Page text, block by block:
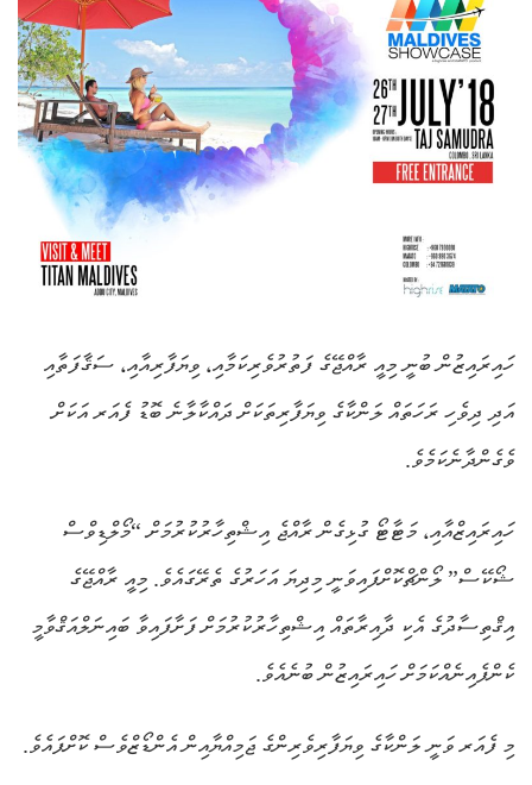
ހައިރައިޒުން ބުނީ މިއީ ރާއްޖޭގެ ފަތުރުވެރިކަމާއި، ވިޔަފާރިއާއި، ސަޤާފަތާއި
އަދި ދިވެހި ރަހަތައް ލަންކާގެ ވިޔަފާރިތަކަށް ދައްކާލާނެ ބޮޑު ފެއަރ އަކަށް
ވެގެންދާނެކަމެވެ.
ހައިރައިޒްއާއި، މަޓާޓޯ ގުޅިގެން ރާއްޖެ އިޝްތިހާރުކުރުމަށް “މޯލްޑިވްސް
ޝޯކޭސް” ލޯންޗްކޮށްފައިވަނީ މިދިޔަ އަހަރުގެ ތެރޭގައެވެ. މިއީ ރާއްޖޭގެ
އިޤްތިސާދުގެ އެކި ދާއިރާތައް އިޝްތިހާރުކުރުމަށް ފަށާފައިވާ ބައިނަލްއަޤްވާމީ
ކެންޕެއިނެއްކަމަށް ހައިރައިޒުން ބުނެއެވެ.
މި ފެއަރ ވަނީ ލަންކާގެ ވިޔަފާރިވެރިންގެ ޖަމިއްޔާއިން އެންޑޯޒްވެސް ކޮށްފައެވެ.